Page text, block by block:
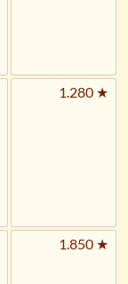
1.280 ★
1.850 ★